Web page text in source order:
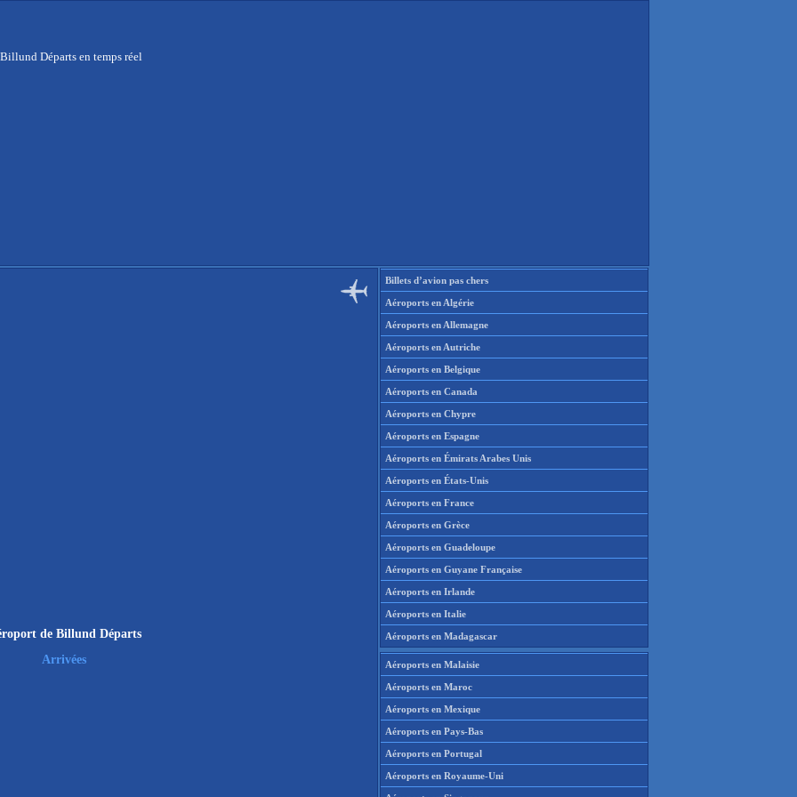
Départs en temps réel
de Billund Départs
Arrivées
Billets d’avion pas chers
Aéroports en Algérie
Aéroports en Allemagne
Aéroports en Autriche
Aéroports en Belgique
Aéroports en Canada
Aéroports en Chypre
Aéroports en Espagne
Aéroports en Émirats Arabes Unis
Aéroports en États-Unis
Aéroports en France
Aéroports en Grèce
Aéroports en Guadeloupe
Aéroports en Guyane Française
Aéroports en Irlande
Aéroports en Italie
Aéroports en Madagascar
Aéroports en Malaisie
Aéroports en Maroc
Aéroports en Mexique
Aéroports en Pays-Bas
Aéroports en Portugal
Aéroports en Royaume-Uni